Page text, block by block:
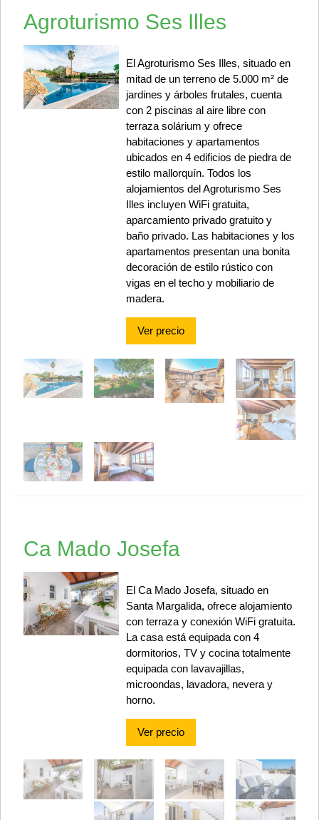
Agroturismo Ses Illes
El Agroturismo Ses Illes, situado en
mitad de un terreno de 5.000 m² de
jardines y árboles frutales, cuenta
con 2 piscinas al aire libre con
terraza solárium y ofrece
habitaciones y apartamentos
ubicados en 4 edificios de piedra de
estilo mallorquín. Todos los
alojamientos del Agroturismo Ses
Illes incluyen WiFi gratuita,
aparcamiento privado gratuito y
baño privado. Las habitaciones y los
apartamentos presentan una bonita
decoración de estilo rústico con
vigas en el techo y mobiliario de
madera.
Ver precio
Ca Mado Josefa
El Ca Mado Josefa, situado en
Santa Margalida, ofrece alojamiento
con terraza y conexión WiFi gratuita.
La casa está equipada con 4
dormitorios, TV y cocina totalmente
equipada con lavavajillas,
microondas, lavadora, nevera y
horno.
Ver precio